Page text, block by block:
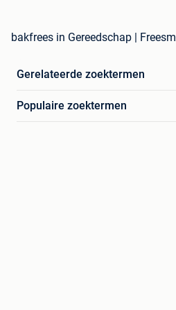
bakfrees in Gereedschap |
Gerelateerde zoektermen
Populaire zoektermen